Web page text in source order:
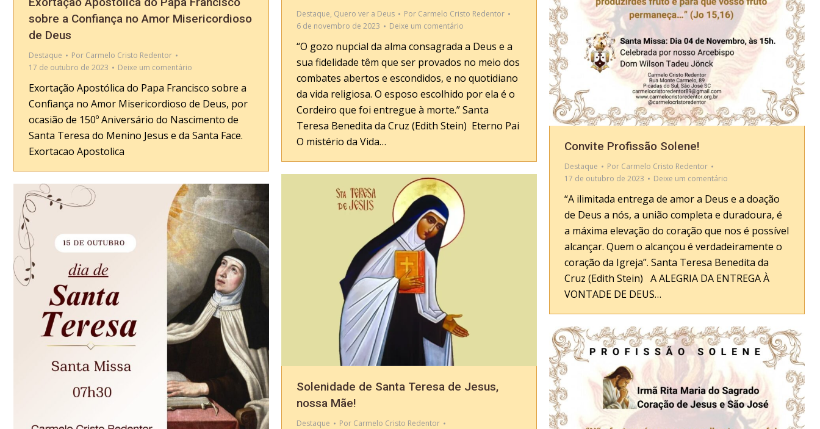
Destaque, Quero ver a Deus Por Carmelo Cristo Redentor
6 de novembro de 2023
Deixe um comentário
“O gozo nupcial da alma consagrada a Deus e a
sua fidelidade têm que ser provados no meio dos
combates abertos e escondidos, e no quotidiano
da vida religiosa. O esposo escolhido por ela é o
Cordeiro que foi entregue à morte.” Santa
Teresa Benedita da Cruz (Edith Stein) Eterno Pai
O mistério da Vida…
sobre a Confiança no Amor Misericordioso
de Deus
Destaque Por Carmelo Cristo Redentor
17 de outubro de 2023
Deixe um comentário
Exortação Apostólica do Papa Francisco sobre a
Confiança no Amor Misericordioso de Deus, por
ocasião de 150º Aniversário do Nascimento de
Santa Teresa do Menino Jesus e da Santa Face.
Exortacao Apostolica
Convite Profissão Solene!
Destaque Por Carmelo Cristo Redentor
17 de outubro de 2023
Deixe um comentário
“A ilimitada entrega de amor a Deus e a doação
de Deus a nós, a união completa e duradoura, é
a máxima elevação do coração que nos é possível
alcançar. Quem o alcançou é verdadeiramente o
coração da Igreja”. Santa Teresa Benedita da
Cruz (Edith Stein) A ALEGRIA DA ENTREGA À
VONTADE DE DEUS…
Solenidade de Santa Teresa de Jesus,
nossa Mãe!
Destaque Por Carmelo Cristo Redentor